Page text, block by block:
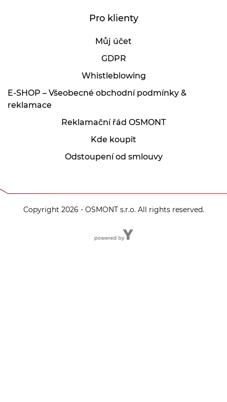
Pro klienty
Můj účet
GDPR
Whistleblowing
E-SHOP – Všeobecné obchodní podmínky &
reklamace
Reklamační řád OSMONT
Kde koupit
Odstoupení od smlouvy
Copyright 2026 - OSMONT s.r.o. All rights reserved.